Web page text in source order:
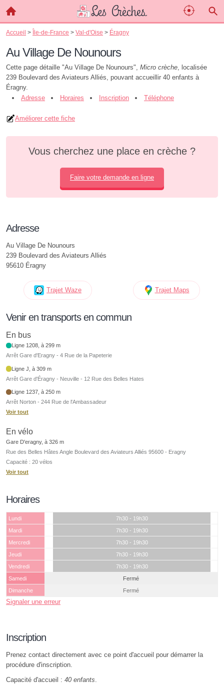
Accueil > Île-de-France > Val-d'Oise > Éragny
Au Village De Nounours
Cette page détaille "Au Village De Nounours", Micro crèche, localisée
239 Boulevard des Aviateurs Alliés, pouvant accueillir 40 enfants à
Éragny.
Adresse
Horaires Inscription Téléphone
Améliorer cette fiche
Vous cherchez une place en crèche ?
Faire votre demande en ligne
Adresse
Au Village De Nounours
239 Boulevard des Aviateurs Alliés
95610 Éragny
Trajet Waze Trajet Maps
Venir en transports en commun
En bus
Ligne 1208, à 299 m
Arrêt Gare d'Eragny - 4 Rue de la Papeterie
Ligne J, à 309 m
Arrêt Gare d'Éragny - Neuville - 12 Rue des Belles Hates
Ligne 1237, à 250 m
Arrêt Norton - 244 Rue de l'Ambassadeur
Voir tout
En vélo
Gare D'eragny, à 326 m
Rue des Belles Hâtes Angle Boulevard des Aviateurs Alliés 95600 - Eragny
Capacité : 20 vélos
Voir tout
Horaires
Lundi
7h30 - 19h30
Mardi
7h30 - 19h30
Mercredi
7h30 - 19h30
Jeudi
7h30 - 19h30
Vendredi
7h30 - 19h30
Samedi
Fermé
Dimanche
Fermé
Signaler une erreur
Inscription
Prenez contact directement avec ce point d'accueil pour démarrer la
procédure d'inscription.
Capacité d'accueil : 40 enfants